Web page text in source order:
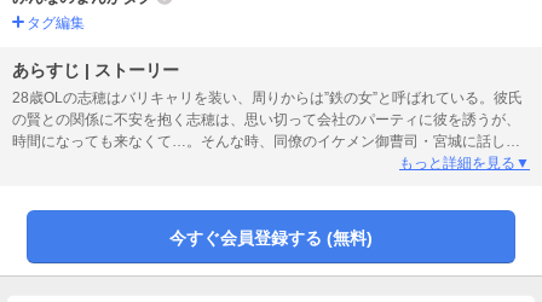
タグ編集
あらすじ | ストーリー
28歳OLの志穂はバリキャリを装い、周りからは”鉄の女”と呼ばれている。彼氏
の賢との関係に不安を抱く志穂は、思い切って会社のパーティに彼を誘うが、
時間になっても来なくて…。そんな時、同僚のイケメン御曹司・宮城に話しか
けられる。女子社員から大人気の宮城だが、志穂は興味がなく軽くあしらって
彼の様子が豹変！ いつもと違う口調で呼び捨てにされ、更に強引な壁ドンで
迫られてしまい…!? 腹黒なのに一途でスパダリな御曹司とのオフィスラブ！
もっと詳細を見る▼
今すぐ会員登録する (無料)